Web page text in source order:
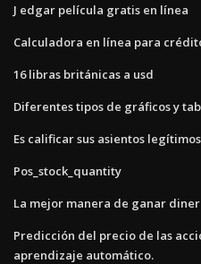
J edgar película gratis en línea
Calculadora en línea para
16 libras británicas a usd
Diferentes tipos de gráficos y
Es calificar sus asientos legítimos
Pos_stock_quantity
La mejor manera de ganar
Predicción del precio de las
aprendizaje automático.